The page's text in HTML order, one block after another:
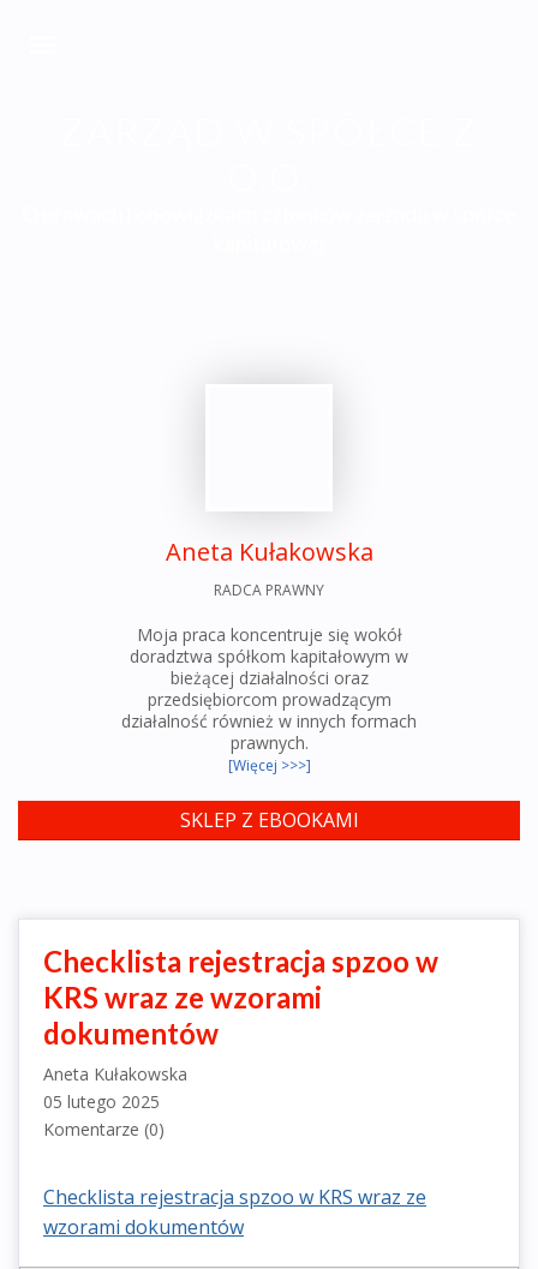
Aneta Kułakowska
RADCA PRAWNY
Moja praca koncentruje się wokół
doradztwa spółkom kapitałowym w
bieżącej działalności oraz
przedsiębiorcom prowadzącym
działalność również w innych formach
prawnych.
[Więcej >>>]
SKLEP Z EBOOKAMI
Checklista rejestracja spzoo w
KRS wraz ze wzorami
dokumentów
Aneta Kułakowska
05 lutego 2025
Komentarze (0)
Checklista rejestracja spzoo w KRS wraz ze
wzorami dokumentów